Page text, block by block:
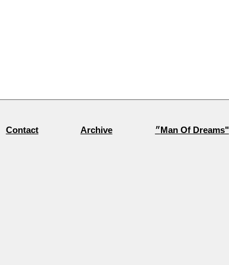
״Man Of Dreams" Archive
Contact